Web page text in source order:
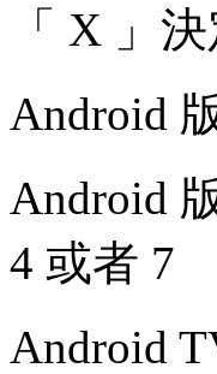
「 X 」
Android
Android
4 或者 7
Android